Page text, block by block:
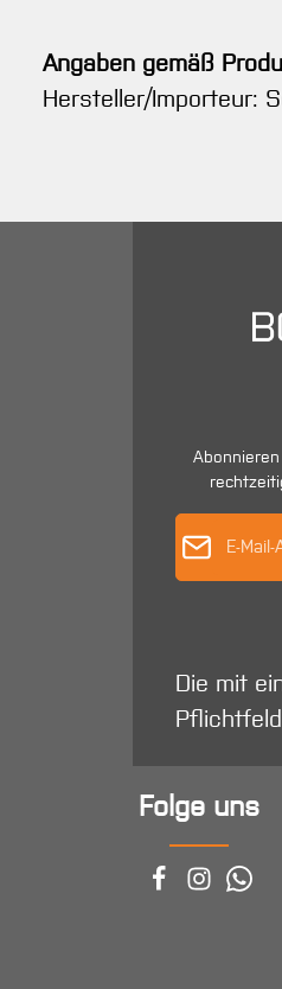
Angaben gemäß
Hersteller/Importeur:
Die mit
Folge uns